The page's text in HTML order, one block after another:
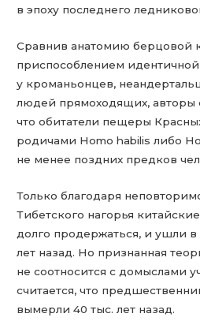
в эпоху последнего
Сравнив анатомию берцовой
приспособлением идентичной
у кроманьонцев,
людей прямоходящих, авторы
что обитатели пещеры
родичами Homo habilis либо
не менее поздних предков
Только благодаря
Тибетского нагорья
долго продержаться, и ушли в
лет назад. Но признанная
не соотносится с домыслами
считается, что
вымерли 40 тыс. лет назад.